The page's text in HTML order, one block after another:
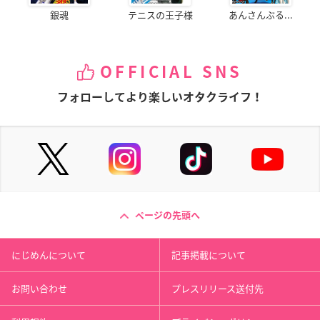
銀魂 テニスの王子様 あんさんぶる...
OFFICIAL SNS
フォローしてより楽しいオタクライフ！
ページの先頭へ
にじめんについて 記事掲載について
お問い合わせ プレスリリース送付先